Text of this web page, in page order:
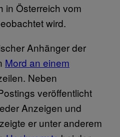
in Österreich vom
wird.
Anhänger der
Mord an einem
Neben
veröffentlicht
Anzeigen und
er unter anderem